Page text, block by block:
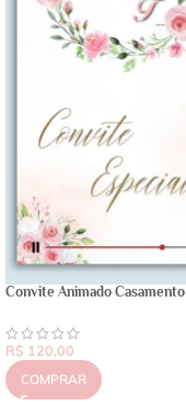
Convite Animado Casamento
R$ 120,00
COMPRAR